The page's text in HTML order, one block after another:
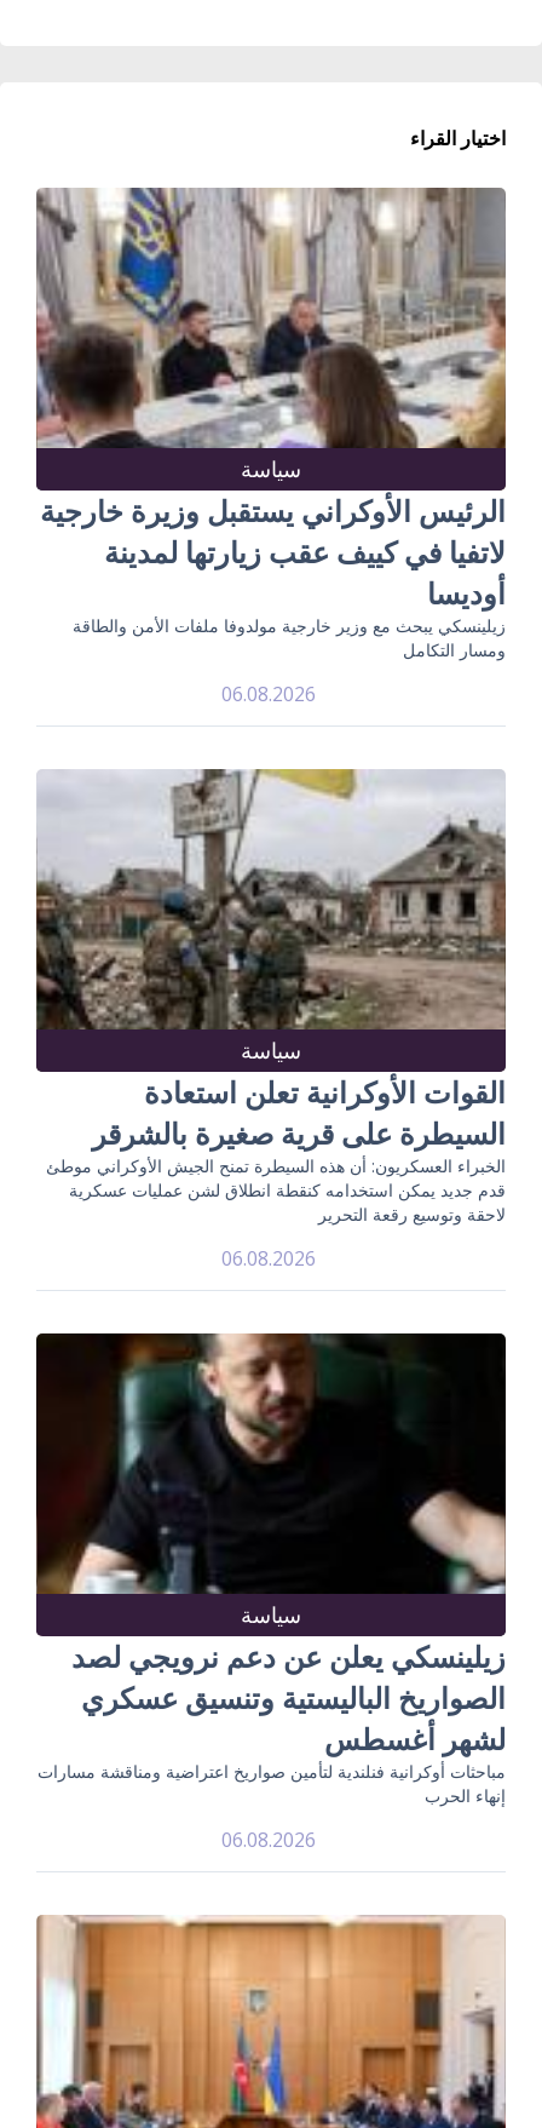
اختيار القراء
سياسة
الرئيس الأوكراني يستقبل وزيرة خارجية
لاتفيا في كييف عقب زيارتها لمدينة
أوديسا
زيلينسكي يبحث مع وزير خارجية مولدوفا ملفات الأمن والطاقة
ومسار التكامل
06.08.2026
سياسة
القوات الأوكرانية تعلن استعادة
السيطرة على قرية صغيرة بالشرقر
الخبراء العسكريون: أن هذه السيطرة تمنح الجيش الأوكراني موطئ
قدم جديد يمكن استخدامه كنقطة انطلاق لشن عمليات عسكرية
لاحقة وتوسيع رقعة التحرير
06.08.2026
سياسة
زيلينسكي يعلن عن دعم نرويجي لصد
الصواريخ الباليستية وتنسيق عسكري
لشهر أغسطس
مباحثات أوكرانية فنلندية لتأمين صواريخ اعتراضية ومناقشة مسارات
إنهاء الحرب
06.08.2026